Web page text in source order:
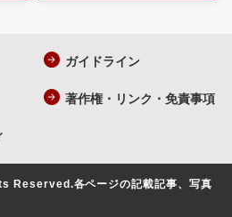
ガイドライン
著作権・リンク・免責事項
Reserved.各ページの記載記事、写真